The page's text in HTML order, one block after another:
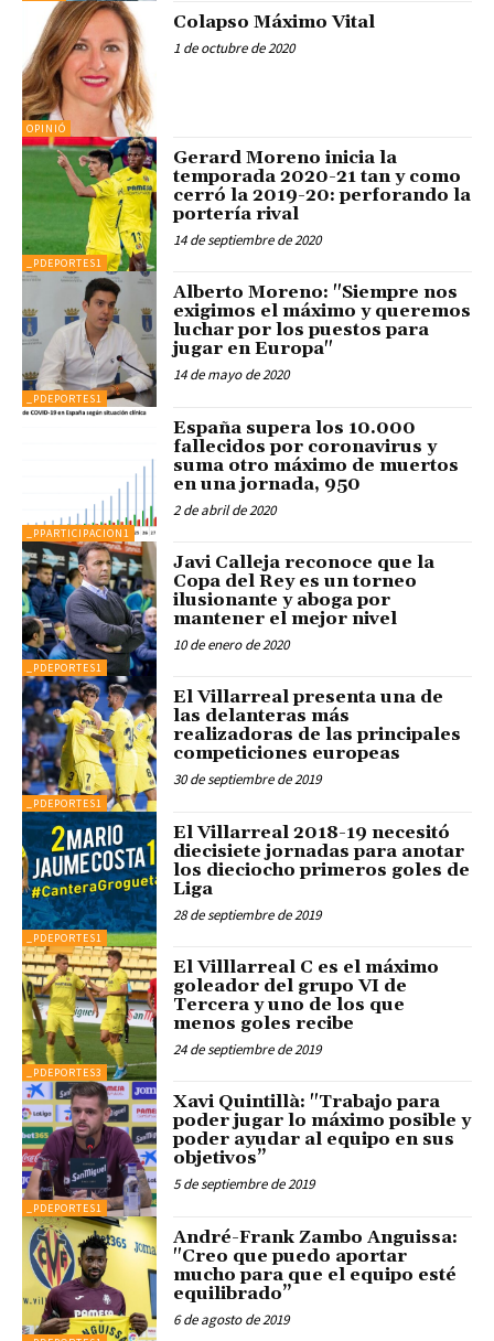
OPINIÓ
Colapso Máximo Vital
1 de octubre de 2020
_PDEPORTES1
Gerard Moreno inicia la
temporada 2020-21 tan y como
cerró la 2019-20: perforando la
portería rival
14 de septiembre de 2020
_PDEPORTES1
Alberto Moreno: "Siempre nos
exigimos el máximo y queremos
luchar por los puestos para
jugar en Europa"
14 de mayo de 2020
_PPARTICIPACION1
España supera los 10.000
fallecidos por coronavirus y
suma otro máximo de muertos
en una jornada, 950
2 de abril de 2020
_PDEPORTES1
Javi Calleja reconoce que la
Copa del Rey es un torneo
ilusionante y aboga por
mantener el mejor nivel
10 de enero de 2020
_PDEPORTES1
El Villarreal presenta una de
las delanteras más
realizadoras de las principales
competiciones europeas
30 de septiembre de 2019
_PDEPORTES1
El Villarreal 2018-19 necesitó
diecisiete jornadas para anotar
los dieciocho primeros goles de
Liga
28 de septiembre de 2019
_PDEPORTES3
El Villlarreal C es el máximo
goleador del grupo VI de
Tercera y uno de los que
menos goles recibe
24 de septiembre de 2019
_PDEPORTES1
Xavi Quintillà: "Trabajo para
poder jugar lo máximo posible y
poder ayudar al equipo en sus
objetivos”
5 de septiembre de 2019
André-Frank Zambo Anguissa:
"Creo que puedo aportar
mucho para que el equipo esté
equilibrado”
6 de agosto de 2019